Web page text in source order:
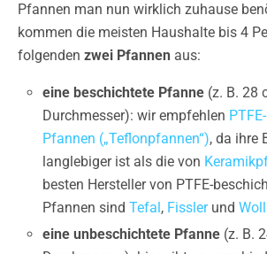
Pfannen man nun wirklich zuhause
kommen die meisten Haushalte bis 4
folgenden zwei Pfannen aus:
eine beschichtete Pfanne (z. B. 28
Durchmesser): wir empfehlen
Pfannen („Teflonpfannen“), da ihre
langlebiger ist als die von
besten Hersteller von PTFE-
Pfannen sindTefal, FisslerundWoll
eine unbeschichtete Pfanne (z. B.